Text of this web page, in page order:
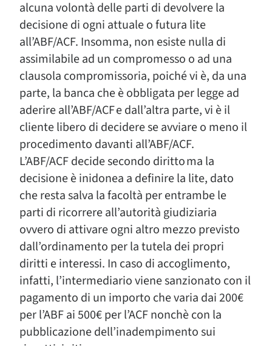
alcuna volontà delle parti di devolvere la
decisione di ogni attuale o futura lite
all’ABF/ACF. Insomma, non esiste nulla di
assimilabile ad un compromesso o ad una
clausola compromissoria, poiché vi è, da una
parte, la banca che è obbligata per legge ad
aderire all’ABF/ACF e dall’altra parte, vi è il
cliente libero di decidere se avviare o meno il
procedimento davanti all’ABF/ACF.
L’ABF/ACF decide secondo diritto ma la
decisione è inidonea a definire la lite, dato
che resta salva la facoltà per entrambe le
parti di ricorrere all’autorità giudiziaria
ovvero di attivare ogni altro mezzo previsto
dall’ordinamento per la tutela dei propri
diritti e interessi. In caso di accoglimento,
infatti, l’intermediario viene sanzionato con il
pagamento di un importo che varia dai 200€
per l’ABF ai 500€ per l’ACF nonchè con la
pubblicazione dell’inadempimento sui